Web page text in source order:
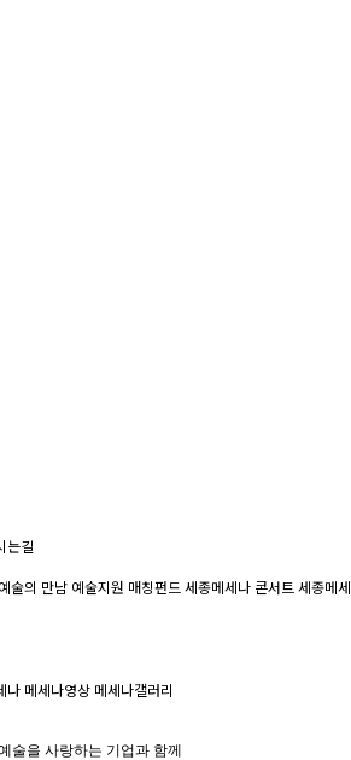
는길
술의 만남 예술지원 매칭펀드 세종메세나 콘서트 세종메세
나 메세나영상 메세나갤러리
술을 사랑하는 기업과 함께